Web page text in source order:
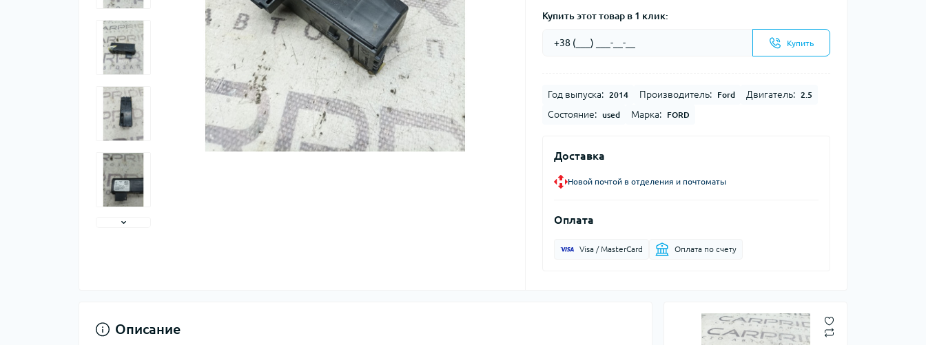
Купить этот товар в 1 клик:
Купить
Год выпуска: 2014 Производитель: Ford Двигатель: 2.5
Состояние: used Марка: FORD
Доставка
Новой почтой в отделения и почтоматы
Оплата
Visa / MasterCard Оплата по счету
Описание